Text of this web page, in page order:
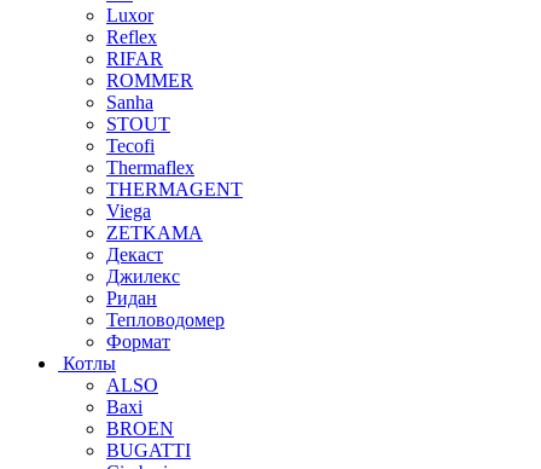
Luxor
Reflex
RIFAR
ROMMER
Sanha
STOUT
Tecofi
Thermaflex
THERMAGENT
Viega
ZETKAMA
Декаст
Джилекс
Ридан
Тепловодомер
Формат
Котлы
ALSO
Baxi
BROEN
BUGATTI